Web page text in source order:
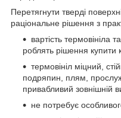
Перетягнути тверді
раціональне рішення з
вартість термовініла
роблять рішення купити
термовініл міцний,
подряпин, плям,
привабливий зовнішній
не потребує